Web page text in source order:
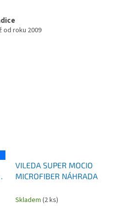
od roku 2009
VILEDA SUPER MOCIO
MICROFIBER NÁHRADA
Skladem (2 ks)